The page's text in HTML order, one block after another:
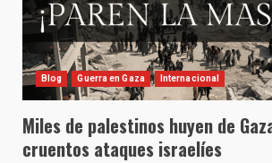
Blog Guerra en Gaza Internacional
Miles de palestinos huyen de
cruentos ataques israelíes